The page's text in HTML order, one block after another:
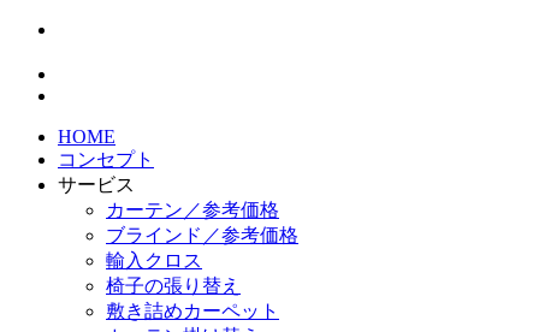
HOME
コンセプト
サービス
カーテン／参考価格
ブラインド／参考価格
輸入クロス
椅子の張り替え
敷き詰めカーペット